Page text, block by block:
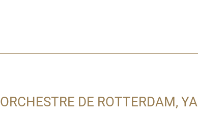
ORCHESTRE DE ROTTERDAM,